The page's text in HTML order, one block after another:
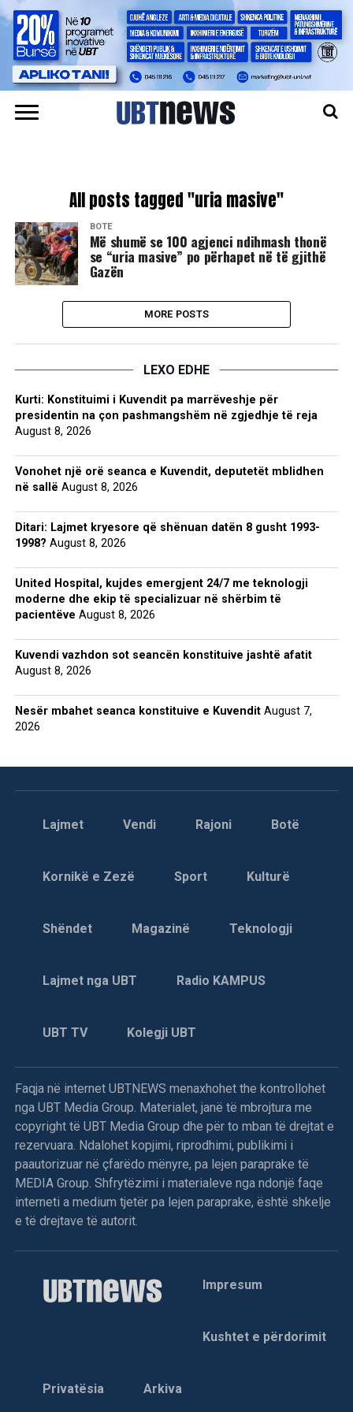
All posts tagged "uria masive"
BOTË
Më shumë se 100 agjenci ndihmash thonë
se “uria masive” po përhapet në të gjithë
Gazën
MORE POSTS
LEXO EDHE
Kurti: Konstituimi i Kuvendit pa marrëveshje për
presidentin na çon pashmangshëm në zgjedhje të reja
August 8, 2026
Vonohet një orë seanca e Kuvendit, deputetët mblidhen
në sallë August 8, 2026
Ditari: Lajmet kryesore që shënuan datën 8 gusht 1993-
1998? August 8, 2026
United Hospital, kujdes emergjent 24/7 me teknologji
moderne dhe ekip të specializuar në shërbim të
pacientëve August 8, 2026
Kuvendi vazhdon sot seancën konstituive jashtë afatit
August 8, 2026
Nesër mbahet seanca konstituive e Kuvendit August 7,
2026
Lajmet Vendi Rajoni Botë
Kornikë e Zezë Sport Kulturë
Shëndet Magazinë Teknologji
Lajmet nga UBT Radio KAMPUS
UBT TV Kolegji UBT
Faqja në internet UBTNEWS menaxhohet the kontrollohet
nga UBT Media Group. Materialet, janë të mbrojtura me
copyright të UBT Media Group dhe për to mban të drejtat e
rezervuara. Ndalohet kopjimi, riprodhimi, publikimi i
paautorizuar në çfarëdo mënyre, pa lejen paraprake të
MEDIA Group. Shfrytëzimi i materialeve nga ndonjë faqe
interneti a medium tjetër pa lejen paraprake, është shkelje
e të drejtave të autorit.
Impresum
Kushtet e përdorimit
Privatësia Arkiva